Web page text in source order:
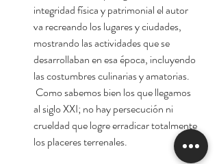
integridad física y patrimonial el autor
va recreando los lugares y ciudades,
mostrando las actividades que se
desarrollaban en esa época, incluyendo
las costumbres culinarias y amatorias.
Como sabemos bien los que llegamos
al siglo XXI; no hay persecución ni
crueldad que logre erradicar totalmente
los placeres terrenales.